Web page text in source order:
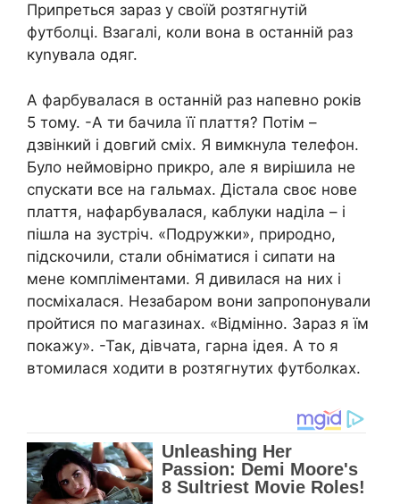
Припреться зараз у своїй розтягнутій
футболці. Взагалі, коли вона в останній раз
куnувала одяг.
А фарбувалася в останній раз напевно років
5 тому. -А ти бачила її плаття? Потім –
дзвінкий і довгий сміх. Я вимкнула телефон.
Було неймовірно прикро, але я вирішила не
спускати все на гальмах. Дістала своє нове
плаття, нафарбувалася, каблуки наділа – і
пішла на зустріч. «Подружки», природно,
підскочили, стали обніматися і сипати на
мене компліментами. Я дивилася на них і
посміхалася. Незабаром вони запропонували
пройтися по магазинах. «Відмінно. Зараз я їм
покажу». -Так, дівчата, гарна ідея. А то я
втомилася ходити в розтягнутих футболках.